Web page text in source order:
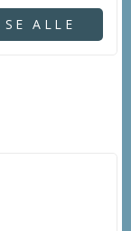
SE ALLE